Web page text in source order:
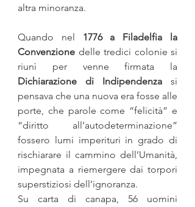
altra minoranza.
Quando nel 1776 a Filadelfia la
Convenzione delle tredici colonie si
Dichiarazione di Indipendenza si
pensava che una nuova era fosse alle
porte, che parole come “felicità” e
“diritto all’autodeterminazione”
fossero lumi imperituri in grado di
rischiarare il cammino dell’Umanità,
impegnata a riemergere dai torpori
superstiziosi dell’ignoranza.
Su carta di canapa, 56 uomini